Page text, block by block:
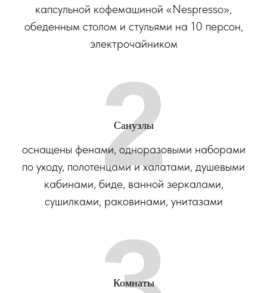
капсульной кофемашиной «Nespresso»,
обеденным столом и стульями на 10 персон,
электрочайником
Санузлы
оснащены фенами, одноразовыми наборами
по уходу, полотенцами и халатами, душевыми
кабинами, биде, ванной зеркалами,
сушилками, раковинами, унитазами
2
Комнаты